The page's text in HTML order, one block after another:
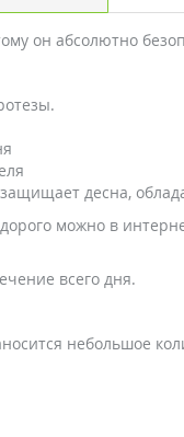
он абсолютно
защищает десна,
можно в
всего дня.
небольшое